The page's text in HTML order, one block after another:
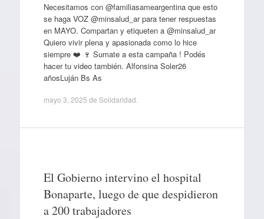
Necesitamos con @familiasameargentina que esto
se haga VOZ @minsalud_ar para tener respuestas
en MAYO. Compartan y etiqueten a @minsalud_ar
Quiero vivir plena y apasionada como lo hice
siempre ❤️ 🍷 Sumate a esta campaña ! Podés
hacer tu video también. Alfonsina Soler26
añosLuján Bs As
mayo 3, 2025 de Solidaridad
El Gobierno intervino el hospital
Bonaparte, luego de que despidieron
a 200 trabajadores